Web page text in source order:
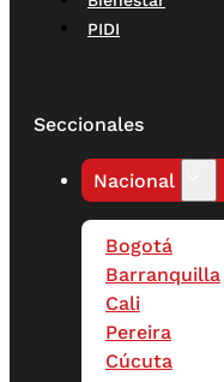
PIDI
Seccionales
Nacional
Bogotá
Barranquilla
Cali
Pereira
Cúcuta